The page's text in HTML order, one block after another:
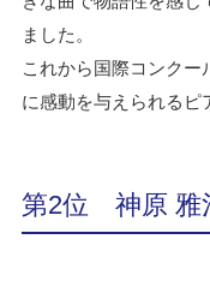
ました。
これから国際コンクー
に感動を与えられるピ
第2位 神原 雅